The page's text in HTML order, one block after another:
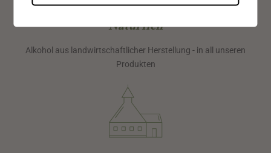
Natürlich
Alkohol aus landwirtschaftlicher Herstellung - in all unseren
Produkten